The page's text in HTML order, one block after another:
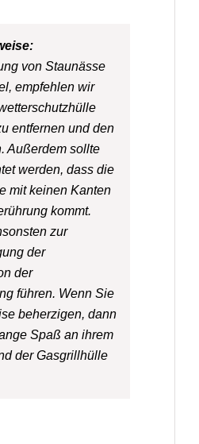
von Staunässe
empfehlen wir
entfernen und den
Außerdem sollte
werden, dass die
mit keinen Kanten
kommt.
zur
der
der
führen. Wenn Sie
beherzigen, dann
Spaß an ihrem
der Gasgrillhülle